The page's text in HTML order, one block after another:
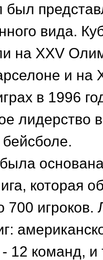
вида.
на XXV
и на
в 1996
лидерство
которая
700 игроков.
12 команд,